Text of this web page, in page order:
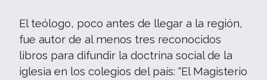
El teólogo, poco antes de llegar a la región,
fue autor de al menos tres reconocidos
libros para difundir la doctrina social de la
iglesia en los colegios del país: “El Magisterio